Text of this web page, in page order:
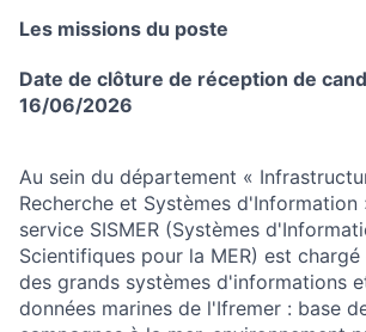
Les missions du poste
Date de clôture de réception de
16/06/2026
Au sein du département «
Recherche et Systèmes d'Information
service SISMER (Systèmes
Scientifiques pour la MER) est
des grands systèmes d'informations
données marines de l'Ifremer : base